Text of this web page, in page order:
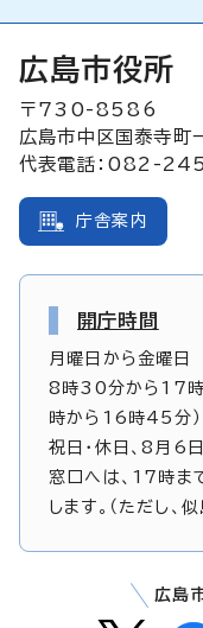
広島市役所
〒730-8586
広島市中区国泰寺
代表電話：082-
庁舎案内
開庁時間
月曜日から金曜日
8時30分から17時
時から16時45分）
祝日・休日、8月6
窓口へは、17時ま
します。（ただし
広島